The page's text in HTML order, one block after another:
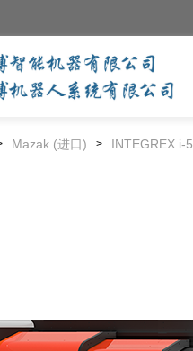
Mazak (进口) > INTEGREX i-